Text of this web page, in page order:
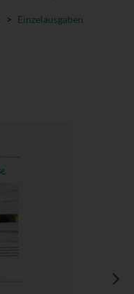
> Einzelausgaben